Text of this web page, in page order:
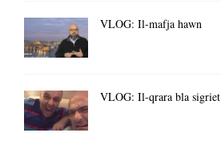
VLOG: Il-mafja hawn
VLOG: Il-qrara bla sigriet